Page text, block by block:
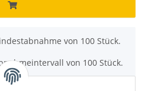
von 100 Stück.
von 100 Stück.